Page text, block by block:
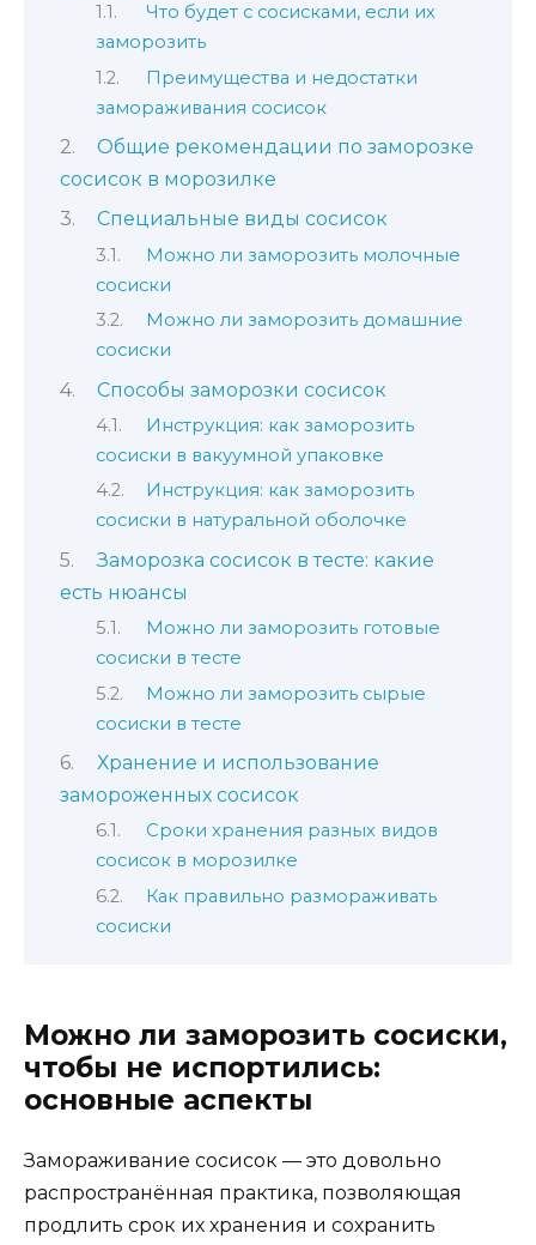
Что будет с сосисками, если их
заморозить
Преимущества и недостатки
замораживания сосисок
Общие рекомендации по заморозке
сосисок в морозилке
Специальные виды сосисок
Можно ли заморозить молочные
сосиски
Можно ли заморозить домашние
сосиски
Способы заморозки сосисок
Инструкция: как заморозить
сосиски в вакуумной упаковке
Инструкция: как заморозить
сосиски в натуральной оболочке
Заморозка сосисок в тесте: какие
есть нюансы
Можно ли заморозить готовые
сосиски в тесте
Можно ли заморозить сырые
сосиски в тесте
Хранение и использование
замороженных сосисок
Сроки хранения разных видов
сосисок в морозилке
Как правильно размораживать
сосиски
Можно ли заморозить сосиски,
чтобы не испортились:
основные аспекты
Замораживание сосисок — это довольно
распространённая практика, позволяющая
продлить срок их хранения и сохранить